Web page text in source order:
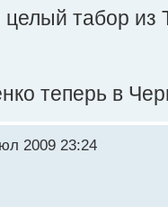
табор из
теперь в
2009 23:24